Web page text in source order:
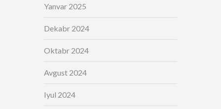
Yanvar 2025
Dekabr 2024
Oktabr 2024
Avgust 2024
Iyul 2024